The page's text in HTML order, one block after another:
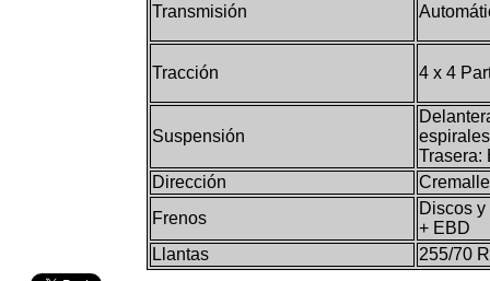
Transmisión
Tracción 4 x 4
Suspensión
espirales
Trasera:
Dirección
Frenos
Discos
+ EBD
Llantas
255/70